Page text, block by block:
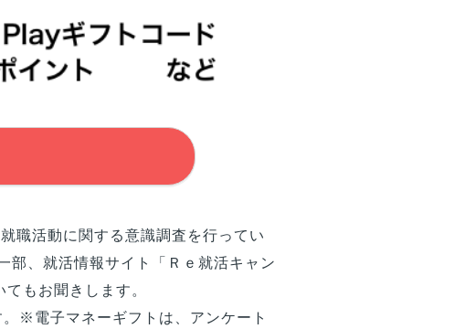
職活動に関する意識調査を行ってい
部、就活情報サイト「Ｒｅ就活キャン
もお聞きします。
※電子マネーギフトは、アンケート